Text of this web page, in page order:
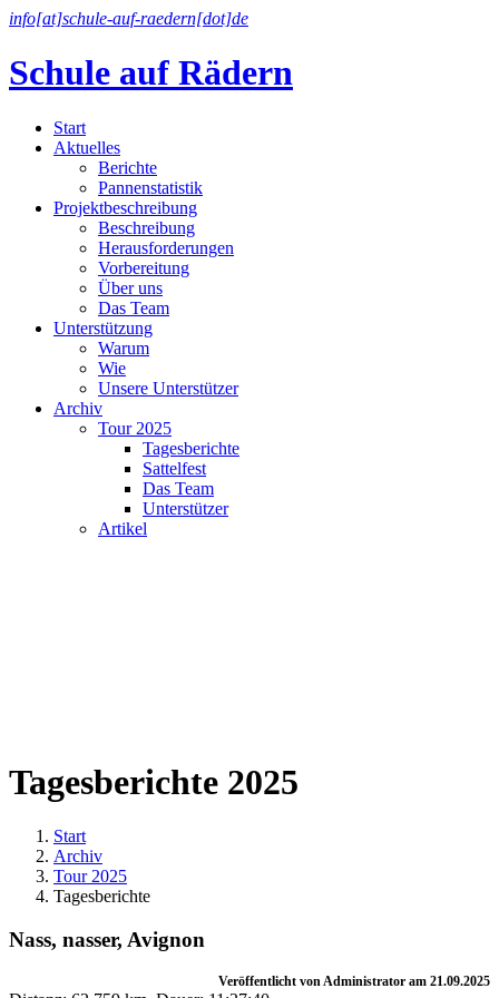
info[at]schule-auf-raedern[dot]de
Schule auf Rädern
Start
Aktuelles
Berichte
Pannenstatistik
Projektbeschreibung
Beschreibung
Herausforderungen
Vorbereitung
Über uns
Das Team
Unterstützung
Warum
Wie
Unsere Unterstützer
Archiv
Tour 2025
Tagesberichte
Sattelfest
Das Team
Unterstützer
Artikel
Tagesberichte 2025
Start
Archiv
Tour 2025
Tagesberichte
Nass, nasser, Avignon
Veröffentlicht von Administrator am 21.09.2025